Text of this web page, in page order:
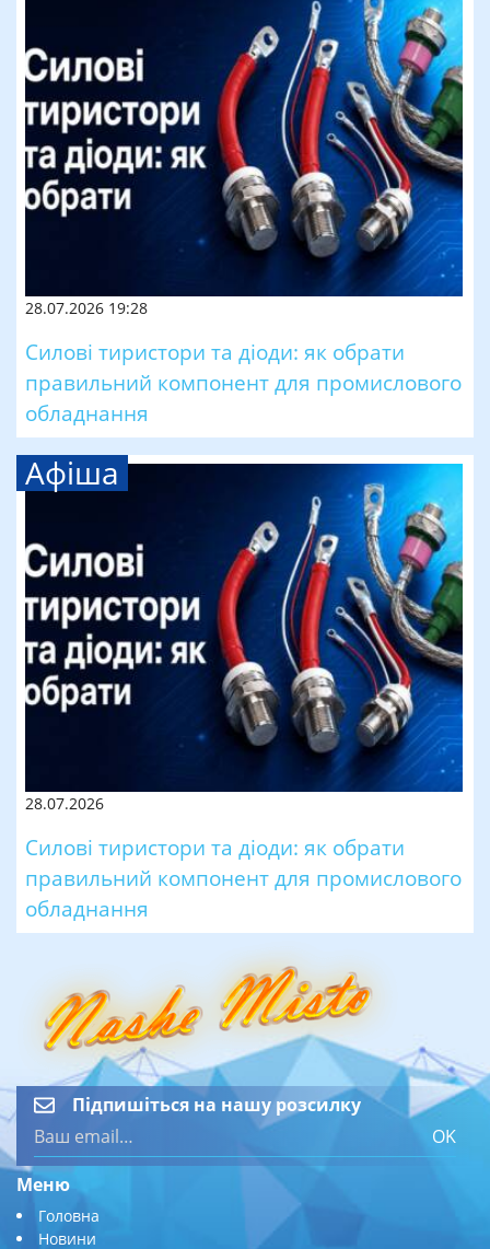
28.07.2026 19:28
Силові тиристори та діоди: як обрати
правильний компонент для промислового
обладнання
Афіша
28.07.2026
Силові тиристори та діоди: як обрати
правильний компонент для промислового
обладнання
Підпишіться на нашу розсилку
OK
Меню
Головна
Новини